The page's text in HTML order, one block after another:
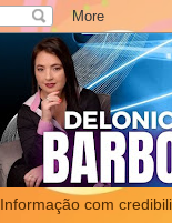
Informação com